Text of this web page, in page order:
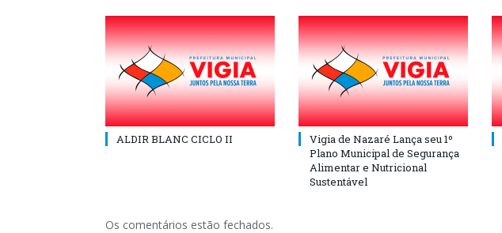
ALDIR BLANC CICLO II
Vigia de Nazaré Lança seu 1º
Plano Municipal de Segurança
Alimentar e Nutricional
Sustentável
Os comentários estão fechados.